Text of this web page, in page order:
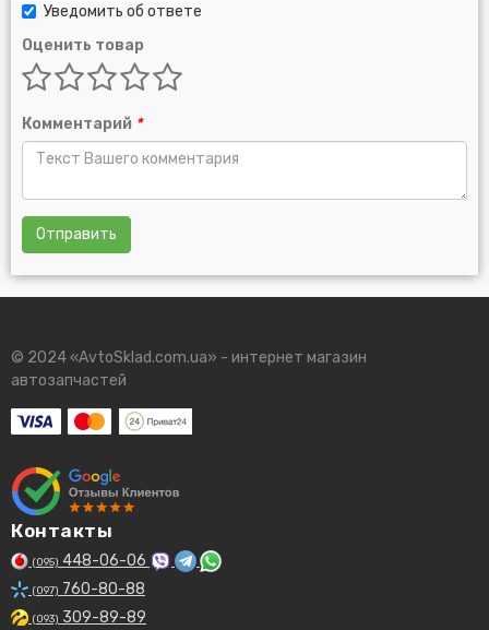
Уведомить об ответе
Оценить товар
Комментарий *
Отправить
© 2024 «AvtoSklad.com.ua» - интернет магазин
автозапчастей
Контакты
(095) 448-06-06
(097) 760-80-88
(093) 309-89-89